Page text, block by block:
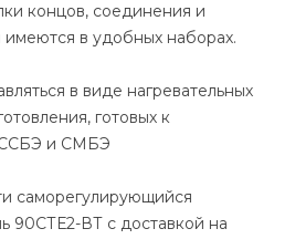
концов, соединения и
в удобных наборах.
в виде нагревательных
готовых к
и СМБЭ
саморегулирующийся
90СТЕ2-ВТ с доставкой на